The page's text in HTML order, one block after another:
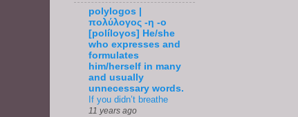
polylogos |
πολύλογος -η -ο
[políloγos] He/she
who expresses and
formulates
him/herself in many
and usually
unnecessary words.
If you didn’t breathe
11 years ago